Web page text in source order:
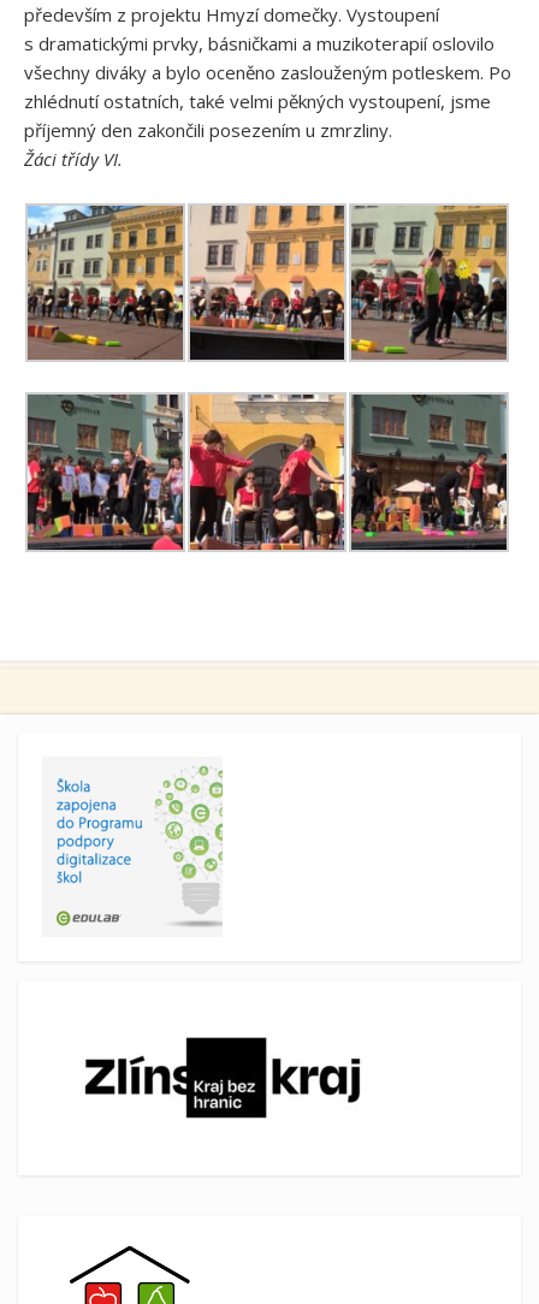
především z projektu Hmyzí domečky. Vystoupení
s dramatickými prvky, básničkami a muzikoterapií oslovilo
všechny diváky a bylo oceněno zaslouženým potleskem. Po
zhlédnutí ostatních, také velmi pěkných vystoupení, jsme
příjemný den zakončili posezením u zmrzliny.
Žáci třídy VI.